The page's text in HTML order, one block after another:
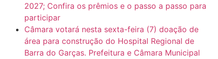
2027; Confira os prêmios e o passo a passo para
participar
Câmara votará nesta sexta-feira (7) doação de
área para construção do Hospital Regional de
Barra do Garças. Prefeitura e Câmara Municipal